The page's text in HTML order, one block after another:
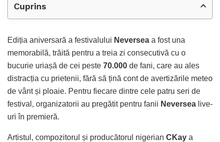
Cuprins
Ediția aniversară a festivalului Neversea a fost una
memorabilă, trăită pentru a treia zi consecutivă cu o
bucurie uriașă de cei peste 70.000 de fani, care au ales
distracția cu prietenii, fără să țină cont de avertizările meteo
de vânt și ploaie. Pentru fiecare dintre cele patru seri de
festival, organizatorii au pregătit pentru fanii Neversea live-
uri în premieră.
Artistul, compozitorul și producătorul nigerian CKay a